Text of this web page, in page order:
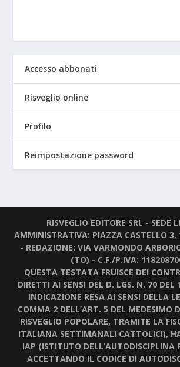
Accesso abbonati
Risveglio online
Profilo
Reimpostazione password
RISVEGLIO EDITORE SRL - SEDE
AMMINISTRATIVA: PIAZZA CASTELLO 3,
- REDAZIONE: VIA VARMONDO
(TO) - C.F./P.IVA:
QUESTA TESTATA FRUISCE DEI
DIRETTI AI SENSI DEL D. LGS. N. 70 DEL
INDICAZIONE RESA AI SENSI DELLA
COMMA 2 DELL’ART. 5 DEL MEDESIMO
RISVEGLIO POPOLARE, TRAMITE LA
ITALIANA SETTIMANALI CATTOLICI),
IAP (ISTITUTO DELL’AUTODISCIPLINA
ACCETTANDO IL CODICE DI